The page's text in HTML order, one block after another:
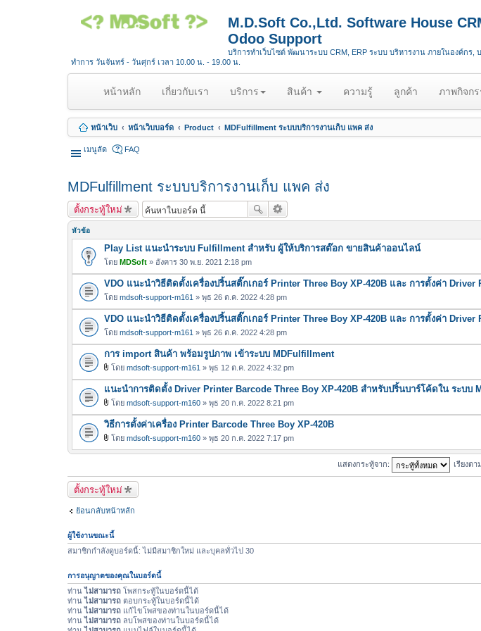
M.D.Soft Co.,Ltd. Software House
Odoo Support
บริการทำเว็บไซต์ พัฒนาระบบ CRM, ERP ระบบ บริหารงาน ภายในองค์กร,
ทำการ วันจันทร์ - วันศุกร์ เวลา 10.00 น. - 19.00 น.
หน้าหลัก(
u
r
t
)
เกี่ยวกับเรา บริการ สินค้า ความรู้ ลูกค้า ภาพกิจก
หน้าเว็บ หน้าเว็บบอร์ด Product MDFulfillment ระบบบริการงานเก็บ แพค ส่ง
เมนูลัด FAQ
MDFulfillment ระบบบริการงานเก็บ แพค ส่ง
ตั้งกระทู้ใหม่
หัวข้อ
Play List แนะนำระบบ Fulfillment สำหรับ ผู้ให้บริการสต๊อก ขายสินค้าออนไลน์
โดย MDSoft » อังคาร 30 พ.ย. 2021 2:18 pm
VDO แนะนำวิธีติดตั้งเครื่องปริ้นสติ๊กเกอร์ Printer Three Boy XP-420B และ การตั้งค่า Driver
โดย mdsoft-support-m161 » พุธ 26 ต.ค. 2022 4:28 pm
VDO แนะนำวิธีติดตั้งเครื่องปริ้นสติ๊กเกอร์ Printer Three Boy XP-420B และ การตั้งค่า Driver
โดย mdsoft-support-m161 » พุธ 26 ต.ค. 2022 4:28 pm
การ import สินค้า พร้อมรูปภาพ เข้าระบบ MDFulfillment
ฟ
ล์
แ
น
บ
โดย mdsoft-support-m161 » พุธ 12 ต.ค. 2022 4:32 pm
แนะนำการติดตั้ง Driver Printer Barcode Three Boy XP-420B สำหรับปริ้นบาร์โค้ดใน ระบบ
ฟ
ล์
แ
บ
โดย mdsoft-support-m160 » พุธ 20 ก.ค. 2022 8:21 pm
วิธีการตั้งค่าเครื่อง Printer Barcode Three Boy XP-420B
แ
น
บ
โดย mdsoft-support-m160 » พุธ 20 ก.ค. 2022 7:17 pm
แสดงกระทู้จาก: เรียงตา
ตั้งกระทู้ใหม่
ย้อนกลับหน้าหลัก
ผู้ใช้งานขณะนี้
สมาชิกกำลังดูบอร์ดนี้: ไม่มีสมาชิกใหม่ และบุคลทั่วไป 30
การอนุญาตของคุณในบอร์ดนี้
ท่านไม่สามารถ โพสกระทู้ในบอร์ดนี้ได้
ท่านไม่สามารถ ตอบกระทู้ในบอร์ดนี้ได้
ท่านไม่สามารถ แก้ไขโพสของท่านในบอร์ดนี้ได้
ท่านไม่สามารถ ลบโพสของท่านในบอร์ดนี้ได้